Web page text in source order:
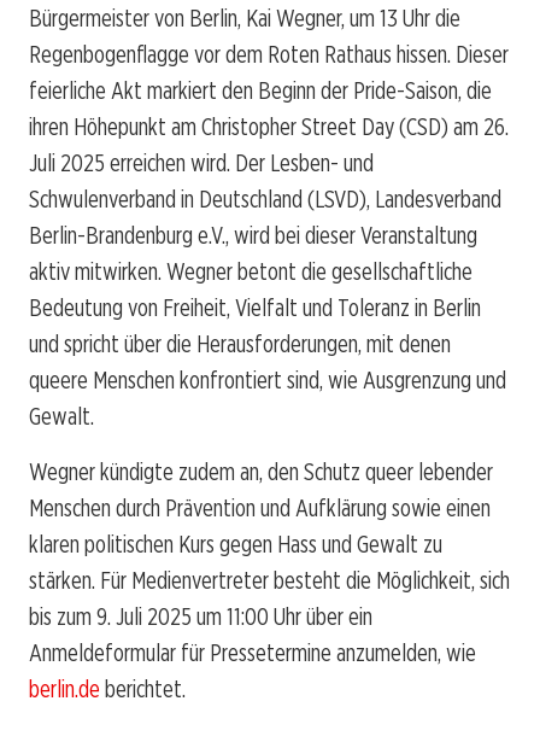
Bürgermeister von Berlin, Kai Wegner, um 13 Uhr die
Regenbogenflagge vor dem Roten Rathaus hissen. Dieser
feierliche Akt markiert den Beginn der Pride-Saison, die
ihren Höhepunkt am Christopher Street Day (CSD) am 26.
Juli 2025 erreichen wird. Der Lesben- und
Schwulenverband in Deutschland (LSVD), Landesverband
Berlin-Brandenburg e.V., wird bei dieser Veranstaltung
aktiv mitwirken. Wegner betont die gesellschaftliche
Bedeutung von Freiheit, Vielfalt und Toleranz in Berlin
und spricht über die Herausforderungen, mit denen
queere Menschen konfrontiert sind, wie Ausgrenzung und
Gewalt.
Wegner kündigte zudem an, den Schutz queer lebender
Menschen durch Prävention und Aufklärung sowie einen
klaren politischen Kurs gegen Hass und Gewalt zu
stärken. Für Medienvertreter besteht die Möglichkeit, sich
bis zum 9. Juli 2025 um 11:00 Uhr über ein
Anmeldeformular für Pressetermine anzumelden, wie
berlin.de berichtet.